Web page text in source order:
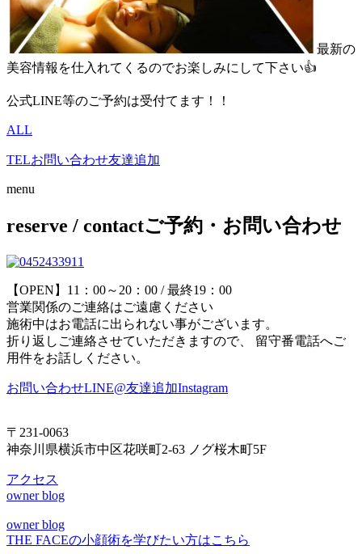
最新の
美容情報を仕入れてくるのでお楽しみにして下さい👍
公式LINE等のご予約は受付てます！！
ALL
TELお問い合わせ友達追加
menu
reserve / contactご予約・お問い合わせ
【OPEN】11：00～20：00 / 最終19：00
営業関係のご連絡はご遠慮ください
施術中はお電話に出られない事がございます。
折り返しご連絡させていただきますので、 留守番電話へご
用件をお話しください。
お問い合わせLINE@友達追加Instagram
〒231-0063
神奈川県横浜市中区花咲町2-63 ノグ桜木町5F
アクセス
owner blog
owner blog
THE FACEの小顔術を学びたい方はこちら